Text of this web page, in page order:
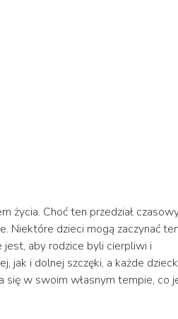
życia. Choć ten przedział
Niektóre dzieci mogą zaczynać ten
jest, aby rodzice byli cierpliwi i
jak i dolnej szczęki, a każde
się w swoim własnym tempie, co